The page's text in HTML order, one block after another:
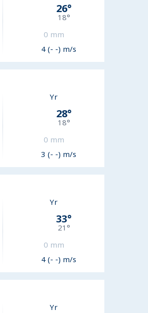
26°
18°
0 mm
4 (- -) m/s
Yr
28°
18°
0 mm
3 (- -) m/s
Yr
33°
21 °
0 mm
4 (- -) m/s
Yr